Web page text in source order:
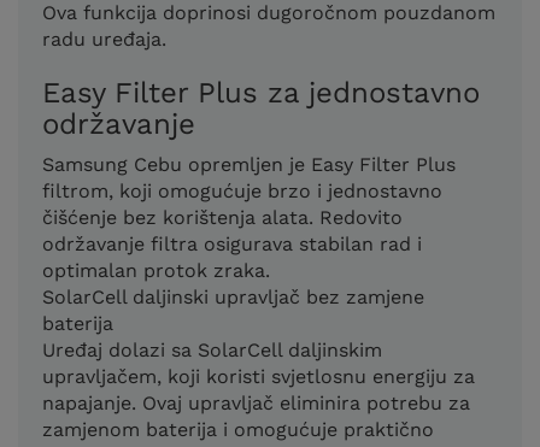
Ova funkcija doprinosi dugoročnom pouzdanom
radu uređaja.
Easy Filter Plus za jednostavno
održavanje
Samsung Cebu opremljen je Easy Filter Plus
filtrom, koji omogućuje brzo i jednostavno
čišćenje bez korištenja alata. Redovito
održavanje filtra osigurava stabilan rad i
optimalan protok zraka.
SolarCell daljinski upravljač bez zamjene
baterija
Uređaj dolazi sa SolarCell daljinskim
upravljačem, koji koristi svjetlosnu energiju za
napajanje. Ovaj upravljač eliminira potrebu za
zamjenom baterija i omogućuje praktično